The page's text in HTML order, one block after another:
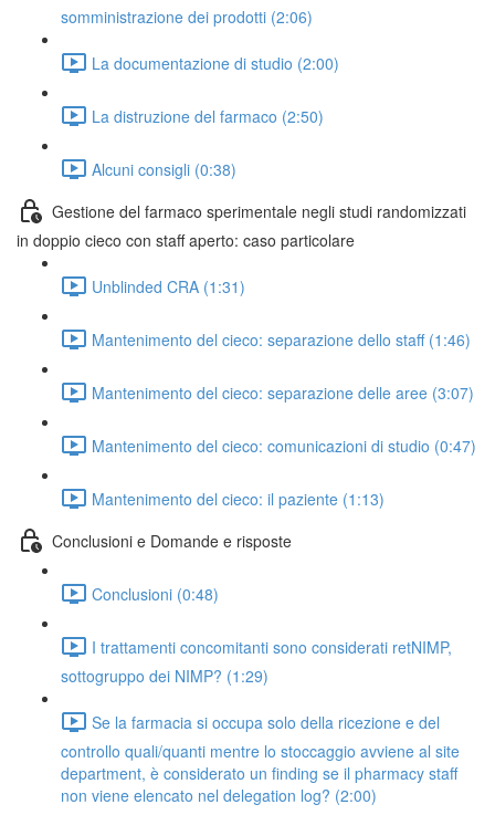
somministrazione dei prodotti (2:06)
La documentazione di studio (2:00)
La distruzione del farmaco (2:50)
Alcuni consigli (0:38)
Gestione del farmaco sperimentale negli studi randomizzati
in doppio cieco con staff aperto: caso particolare
Unblinded CRA (1:31)
Mantenimento del cieco: separazione dello staff (1:46)
Mantenimento del cieco: separazione delle aree (3:07)
Mantenimento del cieco: comunicazioni di studio (0:47)
Mantenimento del cieco: il paziente (1:13)
Conclusioni e Domande e risposte
Conclusioni (0:48)
I trattamenti concomitanti sono considerati retNIMP,
sottogruppo dei NIMP? (1:29)
Se la farmacia si occupa solo della ricezione e del
controllo quali/quanti mentre lo stoccaggio avviene al site
department, è considerato un finding se il pharmacy staff
non viene elencato nel delegation log? (2:00)